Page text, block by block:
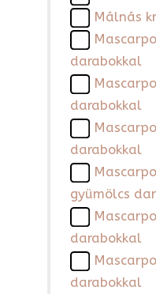
Málnás
darabokkal
darabokkal
darabokkal
gyümölcs
darabokkal
darabokkal